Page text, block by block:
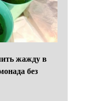
жажду в
без